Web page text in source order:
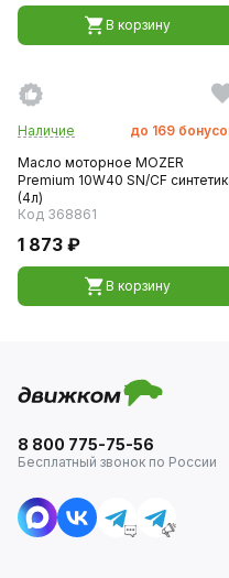
В корзину
Наличие до 169
Масло моторное MOZER
Premium 10W40 SN/CF
(4л)
Код 368861
1 873 ₽
В корзину
8 800 775-75-56
Бесплатный звонок по России